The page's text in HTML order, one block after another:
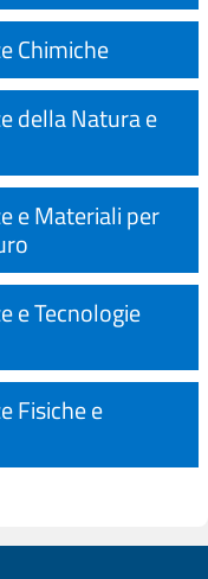
Chimiche
della Natura e
e Materiali per
e Tecnologie
Fisiche e